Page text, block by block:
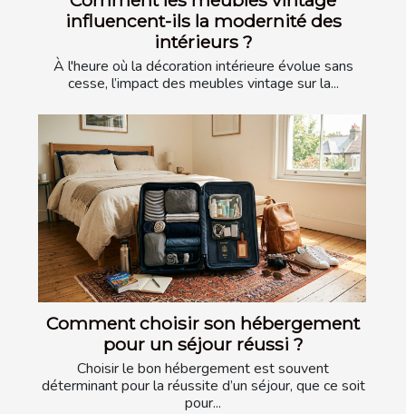
influencent-ils la modernité des
intérieurs ?
À l'heure où la décoration intérieure évolue sans
cesse, l’impact des meubles vintage sur la...
Comment choisir son hébergement
pour un séjour réussi ?
Choisir le bon hébergement est souvent
déterminant pour la réussite d’un séjour, que ce soit
pour...